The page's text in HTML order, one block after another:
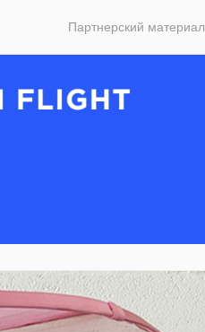
Партнерский материал